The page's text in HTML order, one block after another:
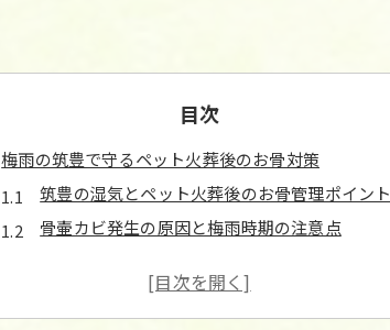
目次
梅雨の筑豊で守るペット火葬後のお骨対策
筑豊の湿気とペット火葬後のお骨管理ポイント
骨壷カビ発生の原因と梅雨時期の注意点
飯塚市や田川市で実践したい骨壷保管法